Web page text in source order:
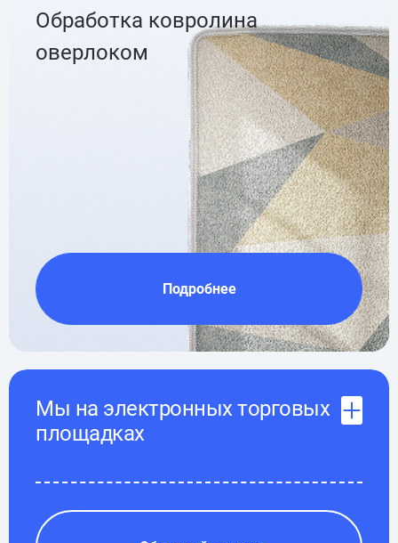
Обработка ковролина
оверлоком
Подробнее
Мы на электронных торговых
площадках